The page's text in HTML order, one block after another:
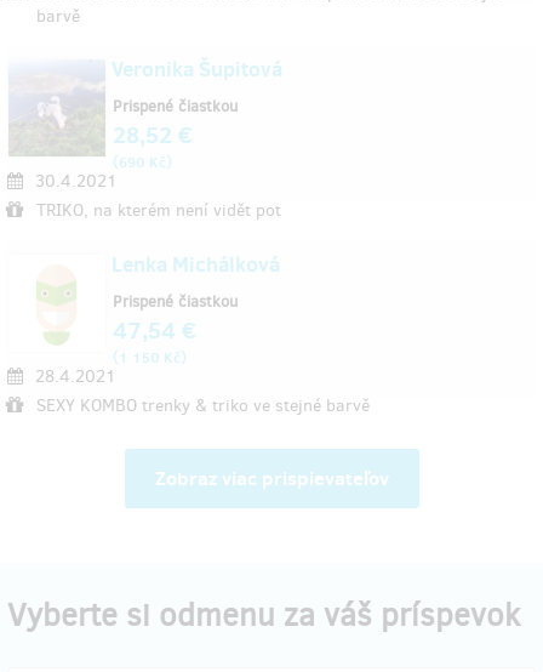
barvě
Veronika Šupitová
30.4.2021
TRIKO, na kterém není vidět pot
Prispené čiastkou
28,52 €
(690 Kč)
Lenka Michálková
28.4.2021
SEXY KOMBO trenky & triko ve stejné barvě
Prispené čiastkou
47,54 €
(1 150 Kč)
Zobraz viac prispievateľov
Vyberte si odmenu za váš príspevok